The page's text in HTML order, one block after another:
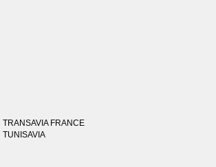
TRANSAVIA FRANCE
TUNISAVIA